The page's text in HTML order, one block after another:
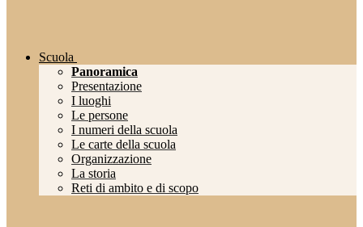
Scuola
Panoramica
Presentazione
I luoghi
Le persone
I numeri della scuola
Le carte della scuola
Organizzazione
La storia
Reti di ambito e di scopo